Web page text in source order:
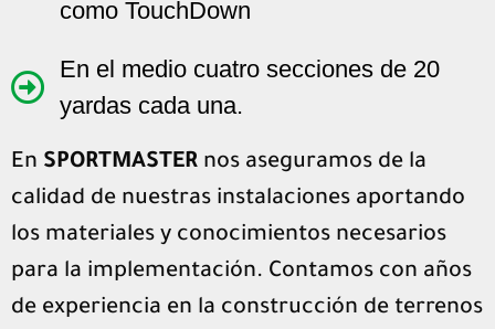
como TouchDown
En el medio cuatro secciones de 20
yardas cada una.
En SPORTMASTER nos aseguramos de la
calidad de nuestras instalaciones aportando
los materiales y conocimientos necesarios
para la implementación. Contamos con años
de experiencia en la construcción de terrenos